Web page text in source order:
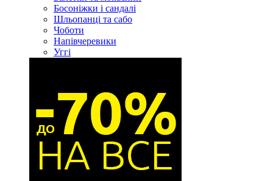
Босоніжки і сандалі
Шльопанці та сабо
Чоботи
Напівчеревики
Уггі